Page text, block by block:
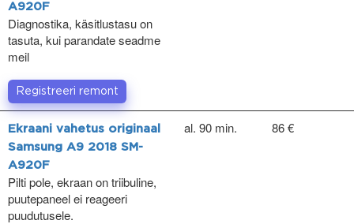
A920F
Diagnostika, käsitlustasu on
tasuta, kui parandate seadme
meil
Registreeri remont
Ekraani vahetus originaal
Samsung A9 2018 SM-
A920F
Pilti pole, ekraan on triibuline,
puutepaneel ei reageeri
puudutusele.
al. 90 min. 86 €